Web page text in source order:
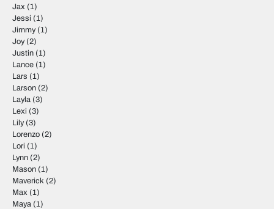
Jax (1)
Jessi (1)
Jimmy(1)
Joy(2)
Justin (1)
Lance (1)
Lars (1)
Larson (2)
Layla (3)
Lexi (3)
Lily(3)
Lorenzo (2)
Lori (1)
Lynn (2)
Mason (1)
Maverick (2)
Max (1)
Maya (1)